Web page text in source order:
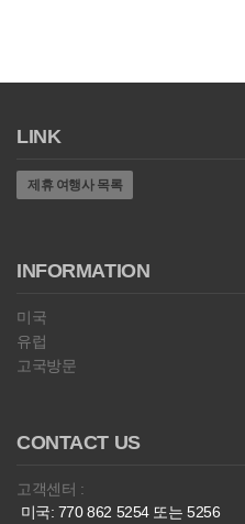
LINK
제휴 여행사 목록
INFORMATION
미국
유럽
고국방문
CONTACT US
고객센터 :
미국: 770 862 5254 또는 5256